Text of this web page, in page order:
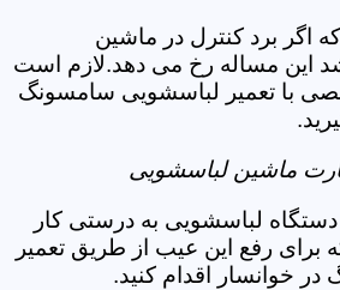
اگر برد کنترل در ماشین
این مساله رخ می دهد.لازم است
با تعمیر لباسشویی سامسونگ
ماشین لباسشویی
لباسشویی به درستی کار
برای رفع این عیب از طریق تعمیر
خوانسار اقدام کنید.